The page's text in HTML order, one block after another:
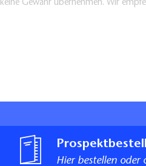
Gewähr übernehmen. Wir
Hier bestellen oder